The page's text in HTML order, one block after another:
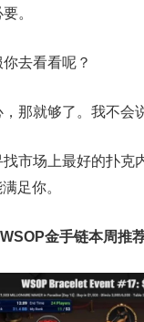
。
去看看呢？
那就够了。我不会
市场上最好的扑克
足你。
WSOP金手链本周推